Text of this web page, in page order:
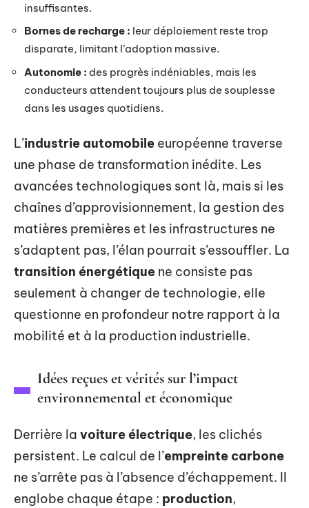
insuffisantes.
Bornes de recharge : leur déploiement reste trop
disparate, limitant l’adoption massive.
Autonomie : des progrès indéniables, mais les
conducteurs attendent toujours plus de souplesse
dans les usages quotidiens.
L’industrie automobile européenne traverse
une phase de transformation inédite. Les
avancées technologiques sont là, mais si les
chaînes d’approvisionnement, la gestion des
matières premières et les infrastructures ne
s’adaptent pas, l’élan pourrait s’essouffler. La
transition énergétique ne consiste pas
seulement à changer de technologie, elle
questionne en profondeur notre rapport à la
mobilité et à la production industrielle.
Idées reçues et vérités sur l’impact
environnemental et économique
Derrière la voiture électrique, les clichés
persistent. Le calcul de l’empreinte carbone
ne s’arrête pas à l’absence d’échappement. Il
englobe chaque étape : production,